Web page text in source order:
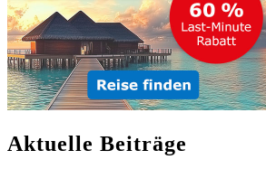
Aktuelle Beiträge